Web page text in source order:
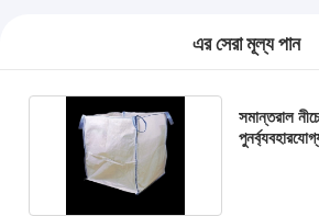
এর সেরা মূল্য পান
সমান্তরাল